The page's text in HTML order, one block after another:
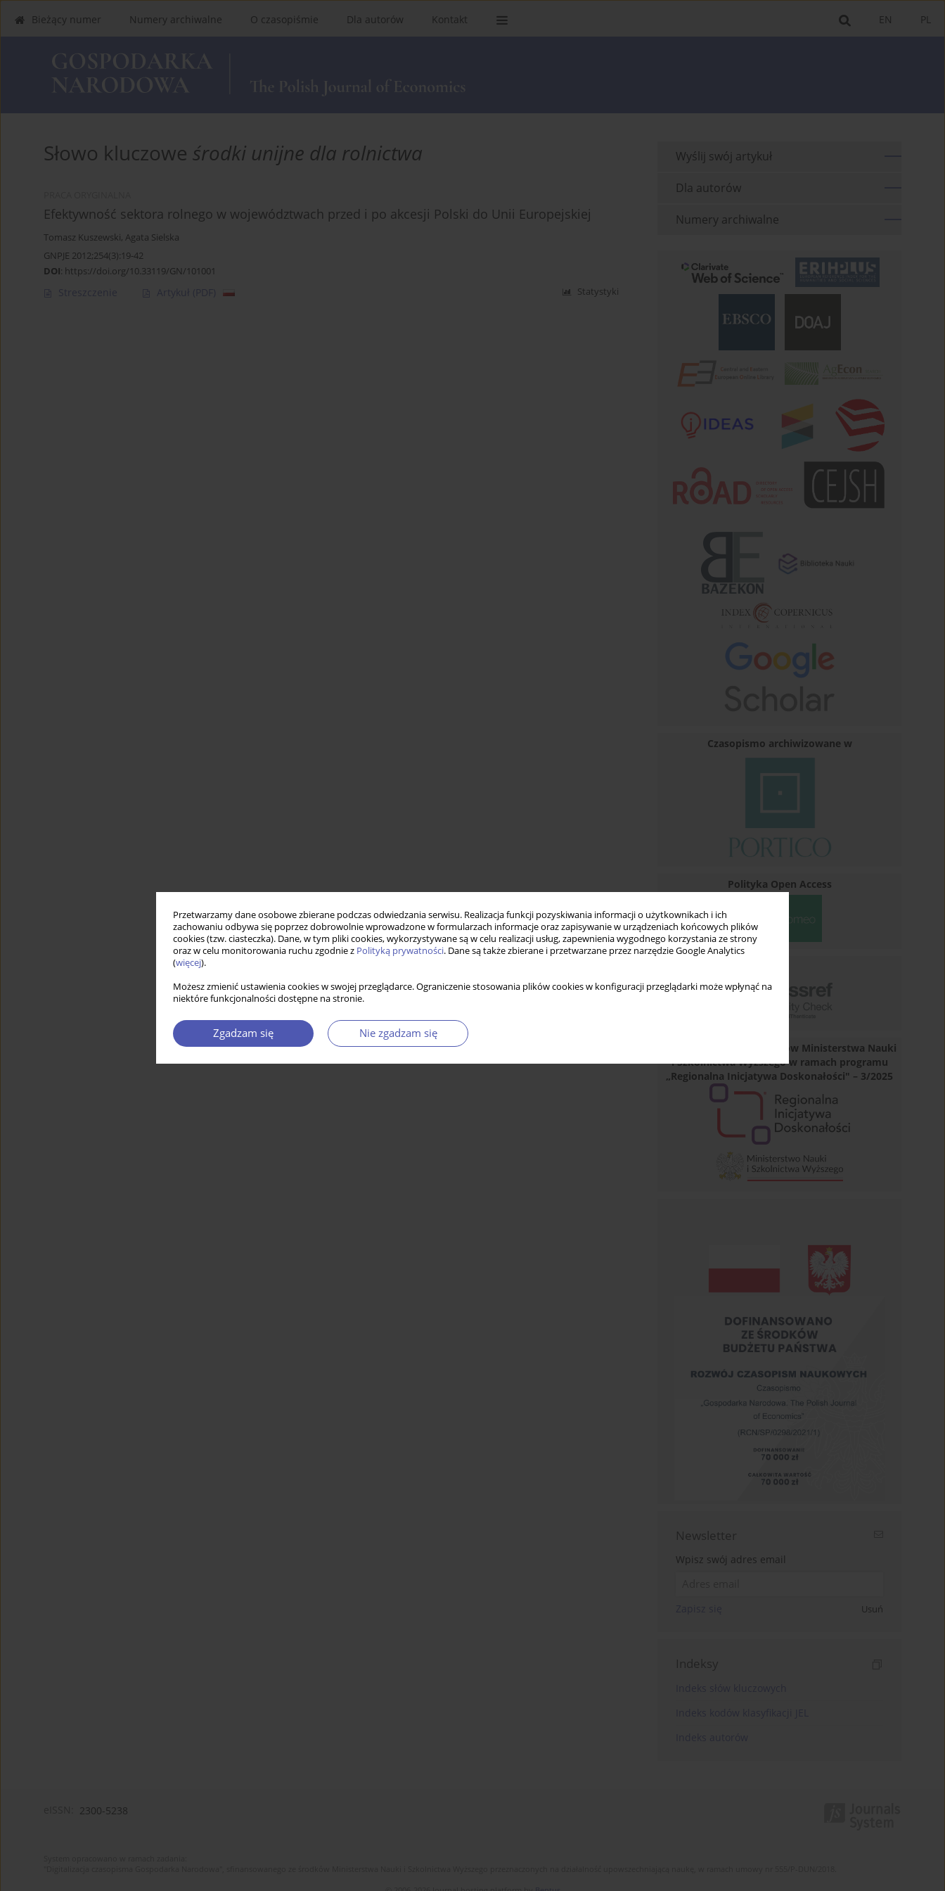
Przetwarzamy dane osobowe zbierane podczas odwiedzania serwisu. Realizacja funkcji pozyskiwania informacji o użytkownikach i ich
zachowaniu odbywa się poprzez dobrowolnie wprowadzone w formularzach informacje oraz zapisywanie w urządzeniach końcowych plików
cookies (tzw. ciasteczka). Dane, w tym pliki cookies, wykorzystywane są w celu realizacji usług, zapewnienia wygodnego korzystania ze strony
oraz w celu monitorowania ruchu zgodnie z Polityką prywatności. Dane są także zbierane i przetwarzane przez narzędzie Google Analytics
(więcej).
Możesz zmienić ustawienia cookies w swojej przeglądarce. Ograniczenie stosowania plików cookies w konfiguracji przeglądarki może wpłynąć na
niektóre funkcjonalności dostępne na stronie.
Zgadzam się Nie zgadzam się
PL
EN
Bieżący numer Numery archiwalne O czasopiśmie Dla autorów Kontakt
Słowo kluczowe środki unijne dla rolnictwa
Efektywność sektora rolnego w województwach przed i po akcesji Polski do Unii Europejskiej
Tomasz Kuszewski, Agata Sielska
GNPJE 2012;254(3):19-42
DOI: https://doi.org/10.33119/GN/101001
Streszczenie Artykuł (PDF) Statystyki
Wyślij swój artykuł
Dla autorów
Numery archiwalne
Czasopismo archiwizowane w
Polityka Open Access
Dofinansowano ze środków Ministerstwa Nauki
i Szkolnictwa Wyższego w ramach programu
„Regionalna Inicjatywa Doskonałości" – 3/2025
Newsletter
Wpisz swój adres email
Usuń
Indeksy
2300-5238